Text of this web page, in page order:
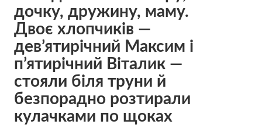
дочку, дружину, маму.
Двоє хлопчиків —
дев’ятирічний Максим і
п’ятирічний Віталик —
стояли біля трyни й
безпорадно розтирали
кулачками по щоках